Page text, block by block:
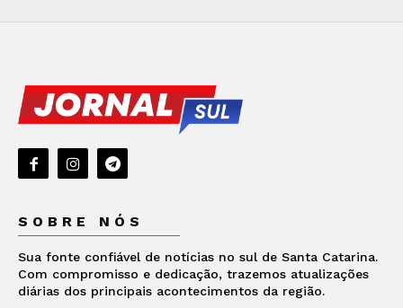
SOBRE NÓS
Sua fonte confiável de notícias no sul de Santa Catarina.
Com compromisso e dedicação, trazemos atualizações
diárias dos principais acontecimentos da região.